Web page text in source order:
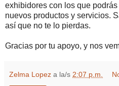
exhibidores con los que
nuevos productos y servicios.
así que no te lo pierdas.
Gracias por tu apoyo, y nos
Zelma Lopez a la/s 2:07 p.m.